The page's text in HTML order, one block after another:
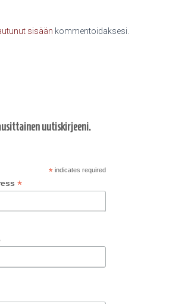
sisään kommentoidaksesi.
uutiskirjeeni.
*indicates required
*